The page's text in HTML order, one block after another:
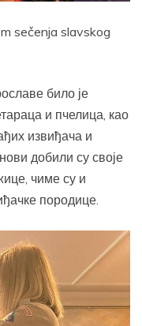
sečenja slavskog
било је
и пчелица, као
извиђача и
добили су своје
чиме су и
породице.